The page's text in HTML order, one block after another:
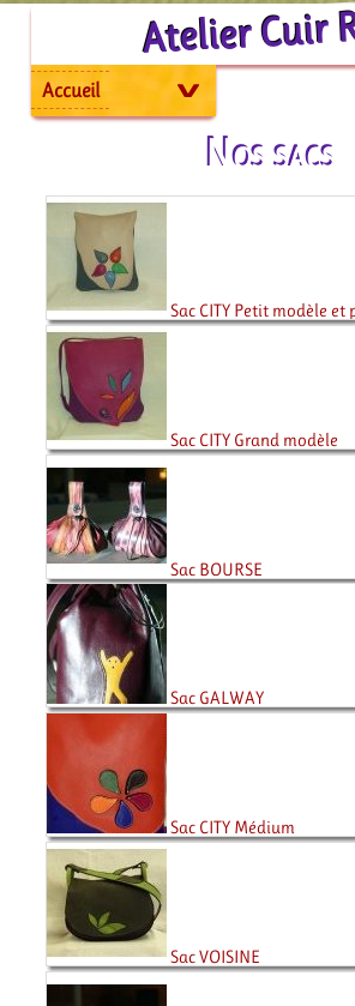
Atelier Cuir
Accueil
Nos sacs
Sac CITY Petit modèle et
Sac CITY Grand modèle
Sac BOURSE
Sac GALWAY
Sac CITY Médium
Sac VOISINE